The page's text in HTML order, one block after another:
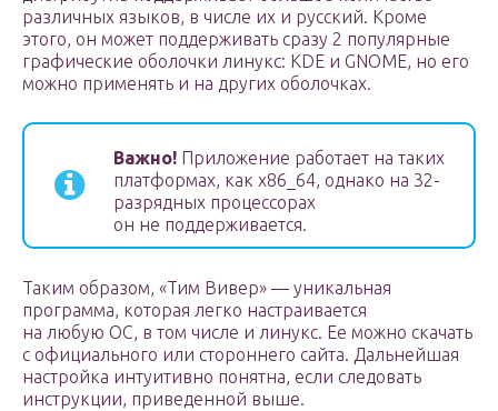
различных языков, в числе их и русский. Кроме
этого, он может поддерживать сразу 2 популярные
графические оболочки линукс: KDE и GNOME, но его
можно применять и на других оболочках.
Важно! Приложение работает на таких
платформах, как x86_64, однако на 32-
разрядных процессорах
он не поддерживается.
Таким образом, «Тим Вивер» — уникальная
программа, которая легко настраивается
на любую ОС, в том числе и линукс. Ее можно скачать
с официального или стороннего сайта. Дальнейшая
настройка интуитивно понятна, если следовать
инструкции, приведенной выше.